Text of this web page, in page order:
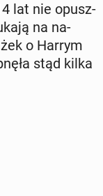
lat nie opusz­
na na­
o Harrym
stąd kilka